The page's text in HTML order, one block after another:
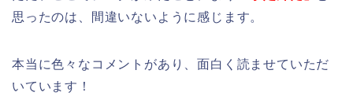
思ったのは、間違いないように感じます。
本当に色々なコメントがあり、面白く読ませていただ
いています！